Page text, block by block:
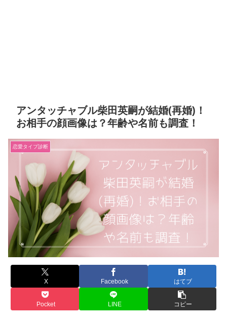
アンタッチャブル柴田英嗣が結婚(再婚)！
お相手の顔画像は？年齢や名前も調査！
恋愛タイプ診断
X Facebook はてブ
Pocket LINE コピー